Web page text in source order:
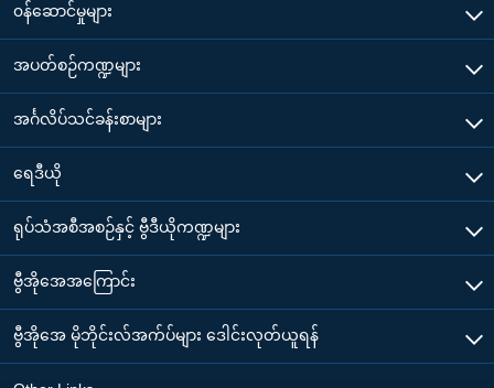
၀န်ဆောင်မှုများ
အပတ်စဉ်ကဏ္ဍများ
အင်္ဂလိပ်သင်ခန်းစာများ
ရေဒီယို
ရုပ်သံအစီအစဉ်နှင့် ဗွီဒီယိုကဏ္ဍများ
ဗွီအိုအေအကြောင်း
ဗွီအိုအေ မိုဘိုင်းလ်အက်ပ်များ ဒေါင်းလုတ်ယူရန်